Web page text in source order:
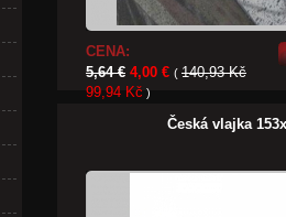
CENA:
5,64 € 4,00 € ( 140,93 Kč
99,94 Kč )
Česká vlajka